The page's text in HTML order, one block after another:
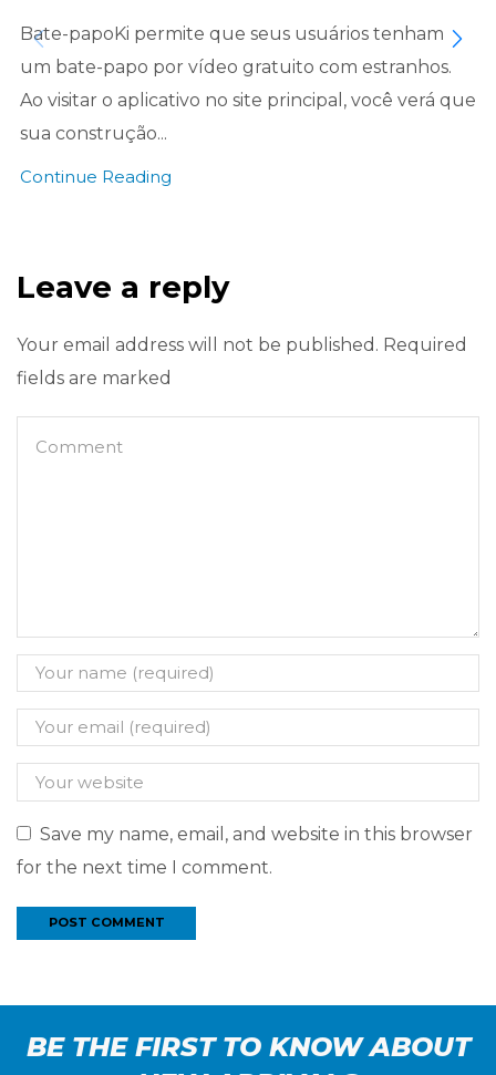
Bate-papoKi permite que seus usuários tenham
um bate-papo por vídeo gratuito com estranhos.
Ao visitar o aplicativo no site principal, você verá que
sua construção...
Continue Reading
Leave a reply
Your email address will not be published. Required
fields are marked
Save my name, email, and website in this browser
for the next time I comment.
BE THE FIRST TO KNOW ABOUT